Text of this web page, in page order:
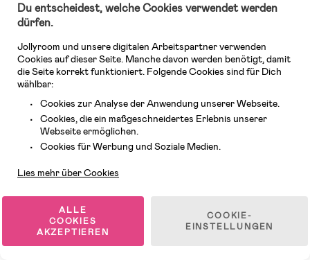
Du entscheidest, welche Cookies verwendet werden
dürfen.
Jollyroom und unsere digitalen Arbeitspartner verwenden
Cookies auf dieser Seite. Manche davon werden benötigt, damit
die Seite korrekt funktioniert. Folgende Cookies sind für Dich
wählbar:
Cookies zur Analyse der Anwendung unserer Webseite.
Cookies, die ein maßgeschneidertes Erlebnis unserer
Webseite ermöglichen.
Cookies für Werbung und Soziale Medien.
Lies mehr über Cookies
ALLE
COOKIES
AKZEPTIEREN
COOKIE-
EINSTELLUNGEN